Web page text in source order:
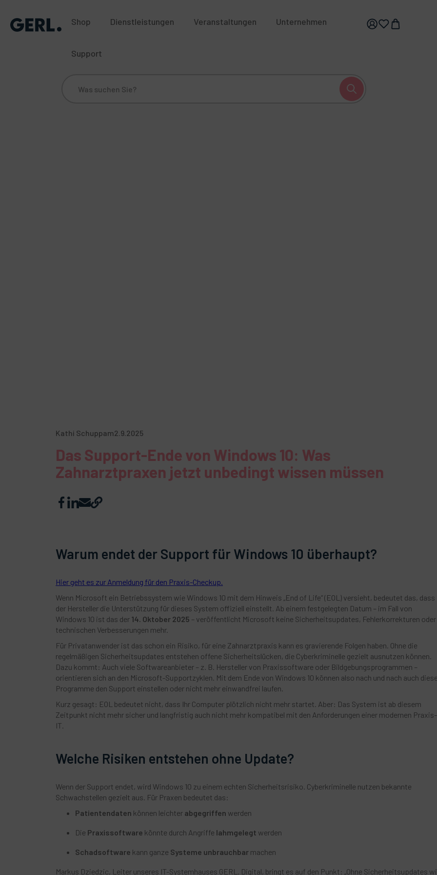
Shop Dienstleistungen Veranstaltungen Unternehmen
Support
Kathi Schuppam2.9.2025
Das Support-Ende von Windows 10: Was
Zahnarztpraxen jetzt unbedingt wissen müssen
Warum endet der Support für Windows 10 überhaupt?
Hier geht es zur Anmeldung für den Praxis-Checkup.
Wenn Microsoft ein Betriebssystem wie Windows 10 mit dem Hinweis „End of Life“ (EOL) versieht, bedeutet das, dass
der Hersteller die Unterstützung für dieses System offiziell einstellt. Ab einem festgelegten Datum – im Fall von
Windows 10 ist das der 14. Oktober 2025 – veröffentlicht Microsoft keine Sicherheitsupdates, Fehlerkorrekturen oder
technischen Verbesserungen mehr.
Für Privatanwender ist das schon ein Risiko, für eine Zahnarztpraxis kann es gravierende Folgen haben. Ohne die
regelmäßigen Sicherheitsupdates entstehen offene Sicherheitslücken, die Cyberkriminelle gezielt ausnutzen können.
Dazu kommt: Auch viele Softwareanbieter – z. B. Hersteller von Praxissoftware oder Bildgebungsprogrammen –
orientieren sich an den Microsoft-Supportzyklen. Mit dem Ende von Windows 10 können also nach und nach auch
Programme den Support einstellen oder nicht mehr einwandfrei laufen.
Kurz gesagt: EOL bedeutet nicht, dass Ihr Computer plötzlich nicht mehr startet. Aber: Das System ist ab diesem
Zeitpunkt nicht mehr sicher und langfristig auch nicht mehr kompatibel mit den Anforderungen einer modernen Praxis-
IT.
Welche Risiken entstehen ohne Update?
Wenn der Support endet, wird Windows 10 zu einem echten Sicherheitsrisiko. Cyberkriminelle nutzen bekannte
Schwachstellen gezielt aus. Für Praxen bedeutet das:
Patientendaten können leichter abgegriffen werden
Die Praxissoftware könnte durch Angriffe lahmgelegt werden
Schadsoftware kann ganze Systeme unbrauchbar machen
Markus Dziedzic, Leiter unseres IT-Systemhauses GERL. Digital, bringt es auf den Punkt: „Ohne Sicherheitsupdates